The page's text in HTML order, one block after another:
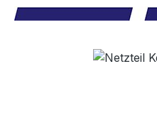
Bildergalerie überspringen